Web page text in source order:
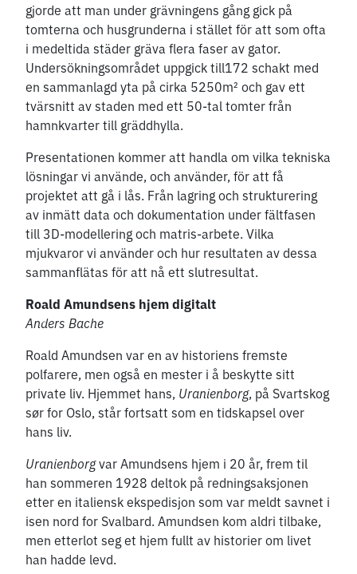
gjorde att man under grävningens gång gick på
tomterna och husgrunderna i stället för att som ofta
i medeltida städer gräva flera faser av gator.
Undersökningsområdet uppgick till172 schakt med
en sammanlagd yta på cirka 5250m² och gav ett
tvärsnitt av staden med ett 50-tal tomter från
hamnkvarter till gräddhylla.
Presentationen kommer att handla om vilka tekniska
lösningar vi använde, och använder, för att få
projektet att gå i lås. Från lagring och strukturering
av inmätt data och dokumentation under fältfasen
till 3D-modellering och matris-arbete. Vilka
mjukvaror vi använder och hur resultaten av dessa
sammanflätas för att nå ett slutresultat.
Roald Amundsens hjem digitalt
Anders Bache
Roald Amundsen var en av historiens fremste
polfarere, men også en mester i å beskytte sitt
private liv. Hjemmet hans, Uranienborg, på Svartskog
sør for Oslo, står fortsatt som en tidskapsel over
hans liv.
Uranienborgvar Amundsens hjem i 20 år, frem til
han sommeren 1928 deltok på redningsaksjonen
etter en italiensk ekspedisjon som var meldt savnet i
isen nord for Svalbard. Amundsen kom aldri tilbake,
men etterlot seg et hjem fullt av historier om livet
han hadde levd.